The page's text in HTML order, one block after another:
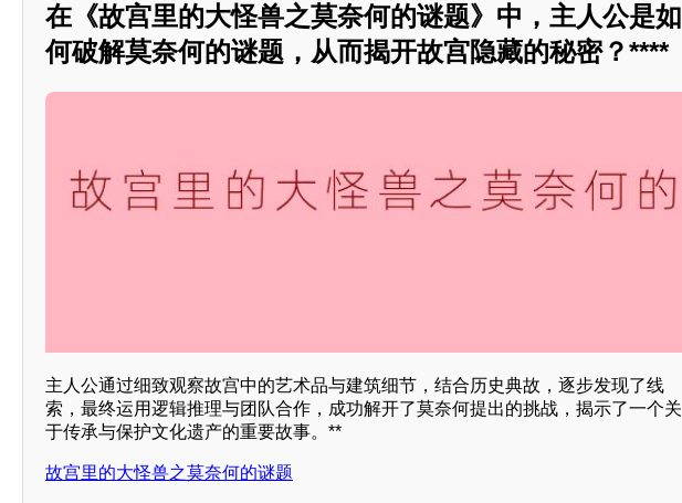
在《故宫里的大怪兽之莫奈何的谜题》中，主人公是如
何破解莫奈何的谜题，从而揭开故宫隐藏的秘密？****
主人公通过细致观察故宫中的艺术品与建筑细节，结合历史典故，逐步发现了线
索，最终运用逻辑推理与团队合作，成功解开了莫奈何提出的挑战，揭示了一个关
于传承与保护文化遗产的重要故事。**
故宫里的大怪兽之莫奈何的谜题